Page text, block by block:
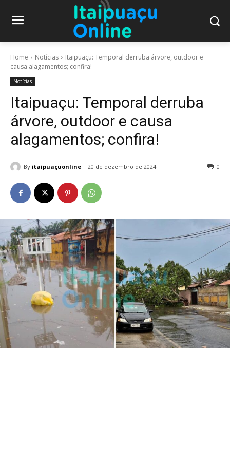
Home Notícias
Itaipuaçu: Temporal derruba árvore, outdoor e
causa alagamentos; confira!
Notícias
Itaipuaçu: Temporal derruba
árvore, outdoor e causa
alagamentos; confira!
By itaipuaçuonline 20 de dezembro de 2024 0